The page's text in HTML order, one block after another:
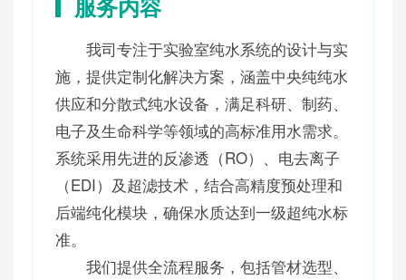
我司专注于实验室纯水系统的设计与实
施，提供定制化解决方案，涵盖中央纯纯水
供应和分散式纯水设备，满足科研、制药、
电子及生命科学等领域的高标准用水需求。
系统采用先进的反渗透（RO）、电去离子
（EDI）及超滤技术，结合高精度预处理和
后端纯化模块，确保水质达到一级超纯水标
准。
我们提供全流程服务，包括管材选型、